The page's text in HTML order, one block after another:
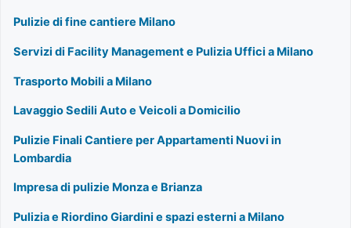
Pulizie di fine cantiere Milano
Servizi di Facility Management e Pulizia Uffici a Milano
Trasporto Mobili a Milano
Lavaggio Sedili Auto e Veicoli a Domicilio
Pulizie Finali Cantiere per Appartamenti Nuovi in
Lombardia
Impresa di pulizie Monza e Brianza
Pulizia e Riordino Giardini e spazi esterni a Milano